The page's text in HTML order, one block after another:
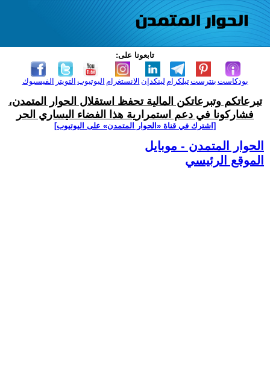
تابعونا على:
الفيسبوك التويتر اليوتيوب الانستغرام لينكدإن تيلكرامبنترست بودكاست
تبرعاتكم وتبرعاتكن المالية تحفظ استقلال الحوار المتمدن،
فشاركونا في دعم استمرارية هذا الفضاء اليساري الحر
[اشترك في قناة ‫«الحوار المتمدن» على اليوتيوب]
الحوار المتمدن - موبايل
الموقع الرئيسي